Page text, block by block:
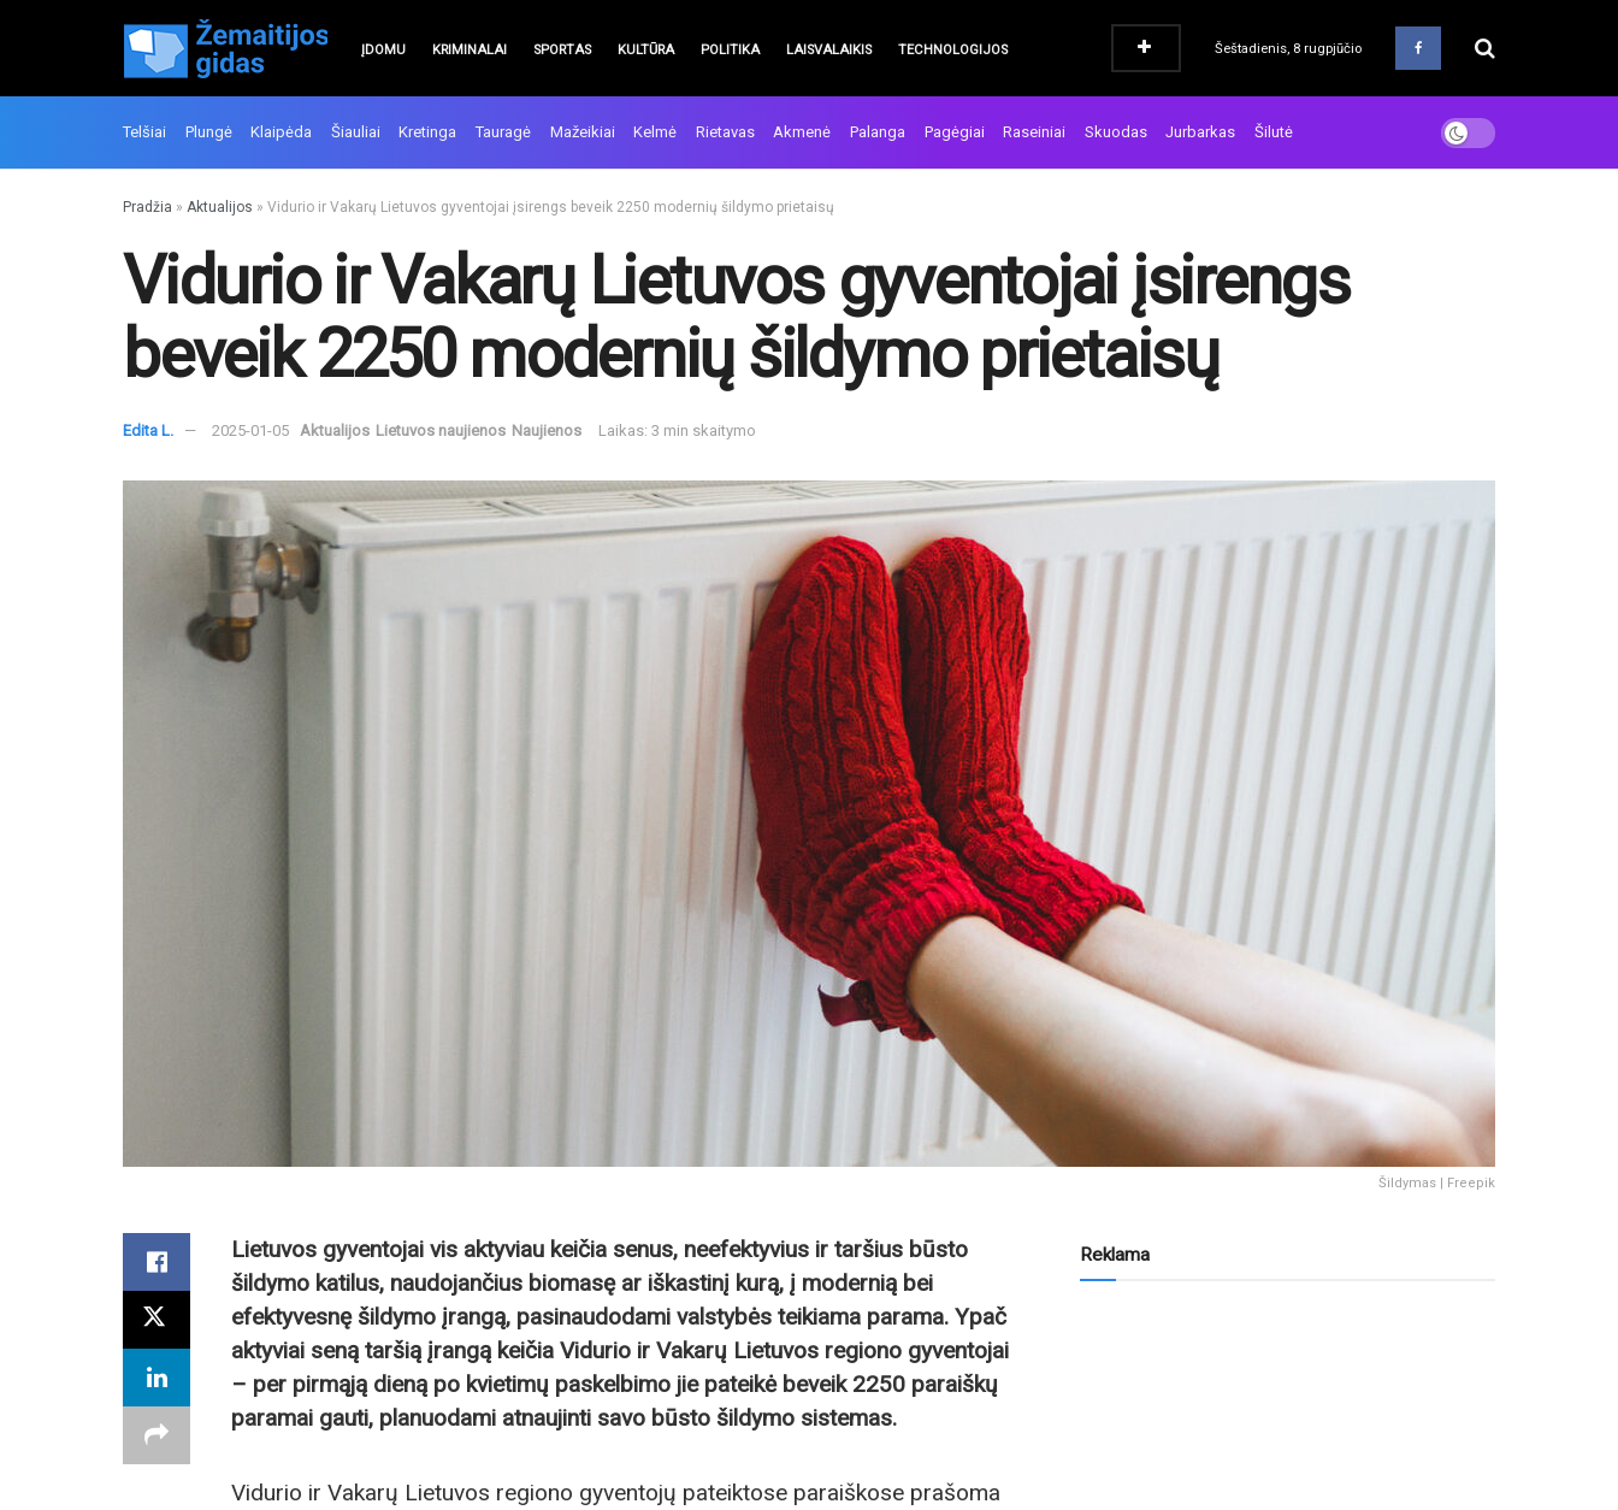
ĮDOMU KRIMINALAI SPORTAS KULTŪRA POLITIKA LAISVALAIKIS TECHNOLOGIJOS Šeštadienis, 8 rugpjūčio
Telšiai Plungė Klaipėda Šiauliai Kretinga Tauragė Mažeikiai Kelmė Rietavas Akmenė Palanga Pagėgiai Raseiniai Skuodas Jurbarkas Šilutė
Pradžia » Aktualijos » Vidurio ir Vakarų Lietuvos gyventojai įsirengs beveik 2250 modernių šildymo prietaisų
Vidurio ir Vakarų Lietuvos gyventojai įsirengs
beveik 2250 modernių šildymo prietaisų
Edita L. 2025-01-05 Aktualijos Lietuvos naujienos Naujienos Laikas: 3 min skaitymo
Šildymas | Freepik
Lietuvos gyventojai vis aktyviau keičia senus, neefektyvius ir taršius būsto
šildymo katilus, naudojančius biomasę ar iškastinį kurą, į modernią bei
efektyvesnę šildymo įrangą, pasinaudodami valstybės teikiama parama. Ypač
aktyviai seną taršią įrangą keičia Vidurio ir Vakarų Lietuvos regiono gyventojai
– per pirmąją dieną po kvietimų paskelbimo jie pateikė beveik 2250 paraiškų
paramai gauti, planuodami atnaujinti savo būsto šildymo sistemas.
Vidurio ir Vakarų Lietuvos regiono gyventojų pateiktose paraiškose prašoma
Reklama